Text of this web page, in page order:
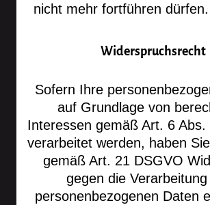
nicht mehr fortführen dürfen.
Widerspruchsrecht
Sofern Ihre
auf Grundlage von
Interessen gemäß Art. 6
verarbeitet werden, haben
gemäß Art. 21 DSGVO
gegen die
personenbezogenen Daten